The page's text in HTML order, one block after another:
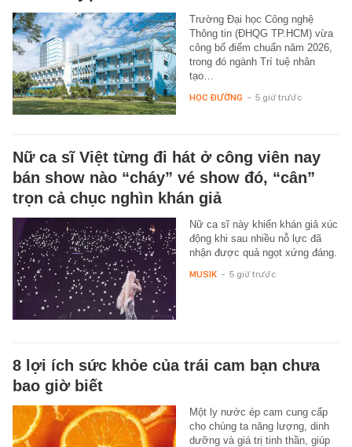
Trường Đại học Công nghệ
Thông tin (ĐHQG TP.HCM) vừa
công bố điểm chuẩn năm 2026,
trong đó ngành Trí tuệ nhân
tạo…
HỌC ĐƯỜNG - 5 giờ trước
Nữ ca sĩ Việt từng đi hát ở công viên nay
bán show nào “cháy” vé show đó, “cân”
trọn cả chục nghìn khán giả
Nữ ca sĩ này khiến khán giả xúc
động khi sau nhiều nỗ lực đã
nhận được quả ngọt xứng đáng.
MUSIK - 5 giờ trước
8 lợi ích sức khỏe của trái cam bạn chưa
bao giờ biết
Một ly nước ép cam cung cấp
cho chúng ta năng lượng, dinh
dưỡng và giá trị tinh thần, giúp